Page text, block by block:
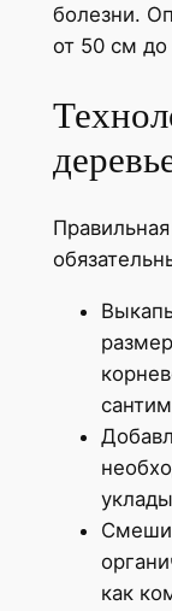
болезни.
от 50 см до
как